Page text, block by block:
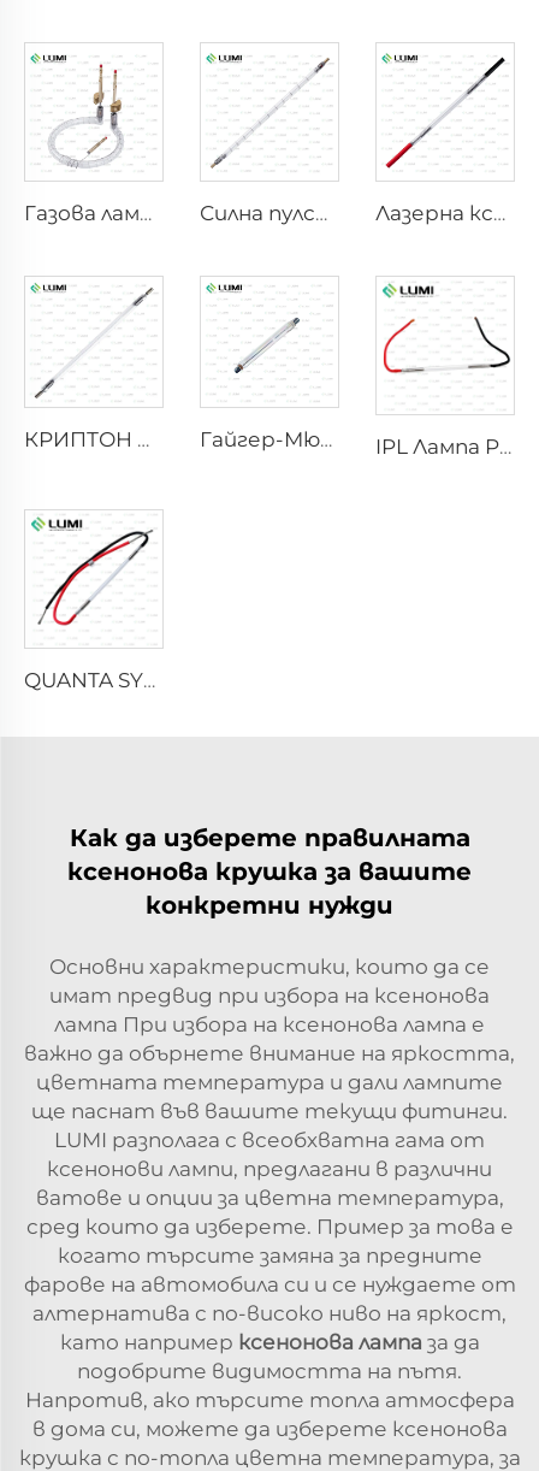
Газова лампа симулатор на слънчева светлина D1200 – 10×110 mm Силна пулсова бактерицидна лампа L5590 – 9×250×300 mm Лазерна ксенонова лампа L2021-7×65×130 mm
КРИПТОН БЛИЦ Гайгер-Мюлер M4011 IPL Лампа P2021-7×65×130 mm
QUANTA SYSTEM
Как да изберете правилната
ксенонова крушка за вашите
конкретни нужди
Основни характеристики, които да се
имат предвид при избора на ксенонова
лампа При избора на ксенонова лампа е
важно да обърнете внимание на яркостта,
цветната температура и дали лампите
ще паснат във вашите текущи фитинги.
LUMI разполага с всеобхватна гама от
ксенонови лампи, предлагани в различни
ватове и опции за цветна температура,
сред които да изберете. Пример за това е
когато търсите замяна за предните
фарове на автомобила си и се нуждаете от
алтернатива с по-високо ниво на яркост,
като например ксенонова лампа за да
подобрите видимостта на пътя.
Напротив, ако търсите топла атмосфера
в дома си, можете да изберете ксенонова
крушка с по-топла цветна температура, за